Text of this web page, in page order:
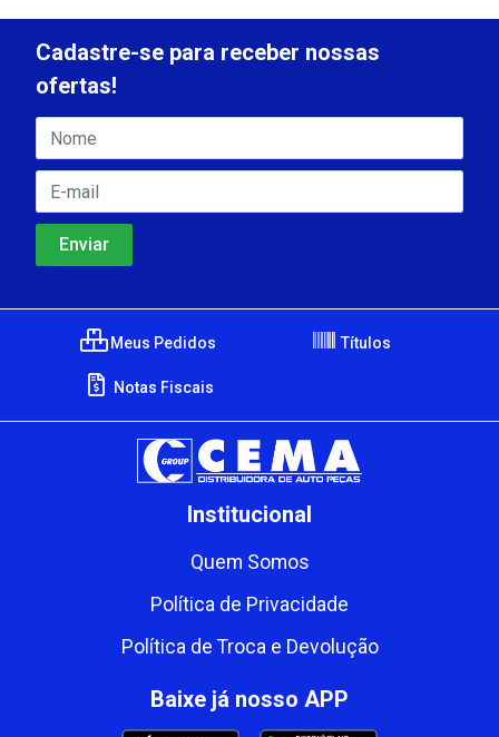
Cadastre-se para receber nossas
ofertas!
Meus Pedidos Títulos
Notas Fiscais
Institucional
Quem Somos
Política de Privacidade
Política de Troca e Devolução
Baixe já nosso APP